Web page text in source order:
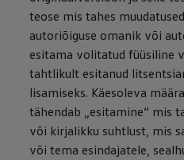
teose mis tahes
autoriõiguse omanik või
esitama volitatud füüsiline
tahtlikult esitanud
lisamiseks. Käesoleva
tähendab „esitamine“ mis
või kirjalikku suhtlust, mis
või tema esindajatele,